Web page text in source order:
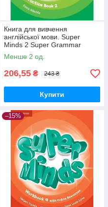
Книга для вивчення
англійської мови. Super
Minds 2 Super Grammar
Practice Book
Менше 2 од.
206,55 ₴ 243 ₴
Купити
–15%